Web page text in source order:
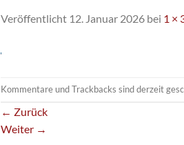
Veröffentlicht 12. Januar 2026 bei 1 ×
Kommentare und Trackbacks sind derzeit
← Zurück
Weiter →